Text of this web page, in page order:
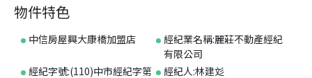
物件特色
中信房屋興大康橋加盟店
經紀業名稱:麗莊不動產經紀
有限公司
經紀字號:(110)中市經紀字第
經紀人:林建彣